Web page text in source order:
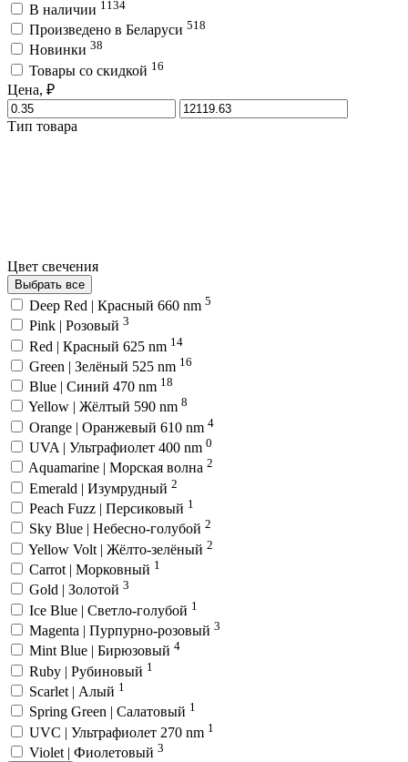
В наличии 1134
Произведено в Беларуси 518
Новинки 38
Товары со скидкой 16
Цена, ₽
Тип товара
Цвет свечения
Выбрать все
Deep Red | Красный 660 nm 5
Pink | Розовый 3
Red | Красный 625 nm 14
Green | Зелёный 525 nm 16
Blue | Синий 470 nm 18
Yellow | Жёлтый 590 nm 8
Orange | Оранжевый 610 nm 4
UVA | Ультрафиолет 400 nm 0
Aquamarine | Морская волна 2
Emerald | Изумрудный 2
Peach Fuzz | Персиковый 1
Sky Blue | Небесно-голубой 2
Yellow Volt | Жёлто-зелёный 2
Carrot | Морковный 1
Gold | Золотой 3
Ice Blue | Светло-голубой 1
Magenta | Пурпурно-розовый 3
Mint Blue | Бирюзовый 4
Ruby | Рубиновый 1
Scarlet | Алый 1
Spring Green | Салатовый 1
UVC | Ультрафиолет 270 nm 1
Violet | Фиолетовый 3